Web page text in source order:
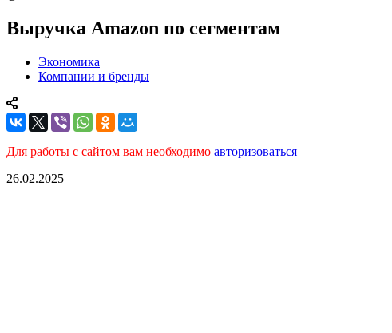
Выручка Amazon по сегментам
Экономика
Компании и бренды
Для работы с сайтом вам необходимо авторизоваться
26.02.2025